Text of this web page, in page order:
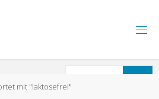
mit "laktosefrei"